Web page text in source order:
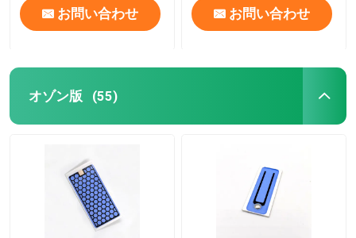
お問い合わせ お問い合わせ
オゾン版 (55)